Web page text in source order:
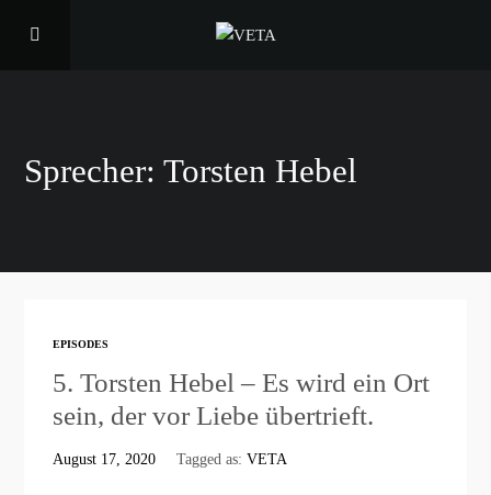
Sprecher:Torsten Hebel
EPISODES
5. Torsten Hebel – Es wird ein Ort
sein, der vor Liebe übertrieft.
August 17, 2020 Tagged as:VETA